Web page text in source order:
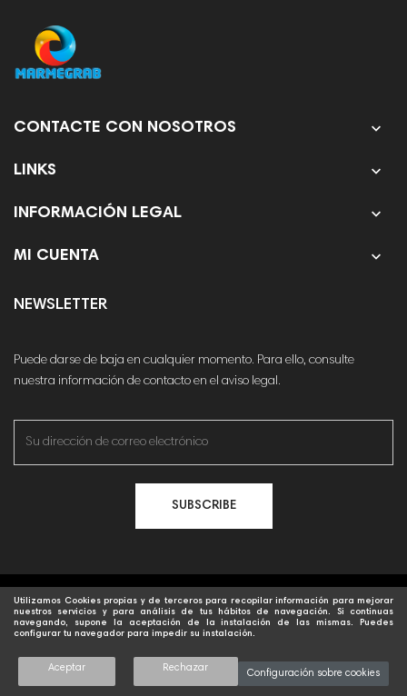
Utilizamos Cookies propias y de terceros para recopilar información para mejorar
nuestros servicios y para análisis de tus hábitos de navegación. Si continuas
navegando, supone la aceptación de la instalación de las mismas. Puedes
configurar tu navegador para impedir su instalación.
Aceptar Rechazar
Configuración sobre cookies
CONTACTE CON NOSOTROS 
LINKS 
INFORMACIÓN LEGAL 
MI CUENTA 
NEWSLETTER
Puede darse de baja en cualquier momento. Para ello, consulte
nuestra información de contacto en el aviso legal.
SUBSCRIBE
© 2021 Marmegrab.com. Todos los derechos reservados | Diseñado y
desarrollado por Digital Media